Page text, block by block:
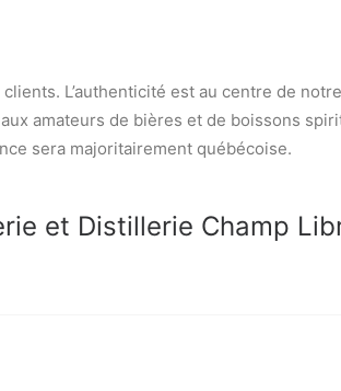
L’authenticité est au centre de
amateurs de bières et de boissons
sera majoritairement québécoise.
et Distillerie Champ